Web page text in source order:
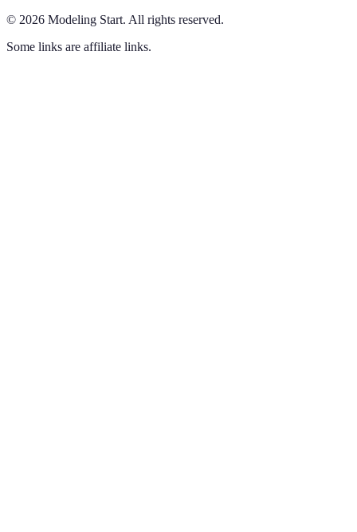
© 2026 Modeling Start. All rights reserved.
Some links are affiliate links.